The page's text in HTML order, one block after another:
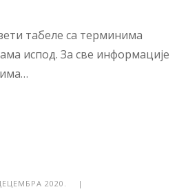
табеле са терминима
испод. За све информације
2020. |